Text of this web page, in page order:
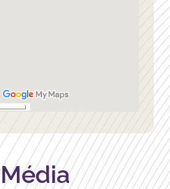
Média